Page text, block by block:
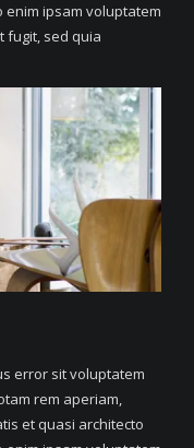
enim ipsam voluptatem
fugit, sed quia
error sit voluptatem
rem aperiam,
et quasi architecto